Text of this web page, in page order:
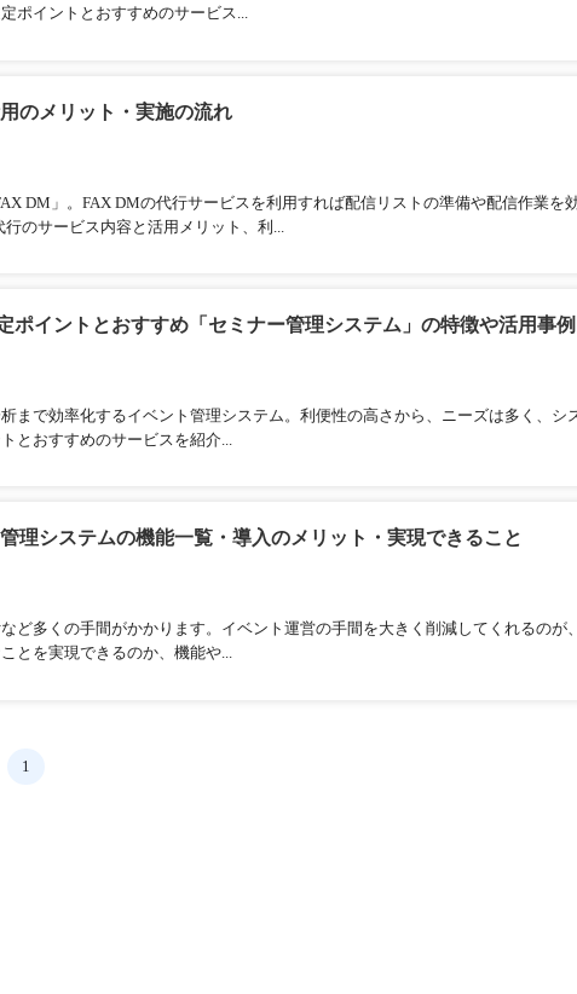
ポイントとおすすめのサービス...
のメリット・実施の流れ
DM」。FAX DMの代行サービスを利用すれば配信リストの準備や配信作業を
のサービス内容と活用メリット、利...
ポイントとおすすめ「セミナー管理システム」の特徴や活用事例
まで効率化するイベント管理システム。利便性の高さから、ニーズは多く、シ
とおすすめのサービスを紹介...
理システムの機能一覧・導入のメリット・実現できること
ど多くの手間がかかります。イベント運営の手間を大きく削減してくれるのが
とを実現できるのか、機能や...
1